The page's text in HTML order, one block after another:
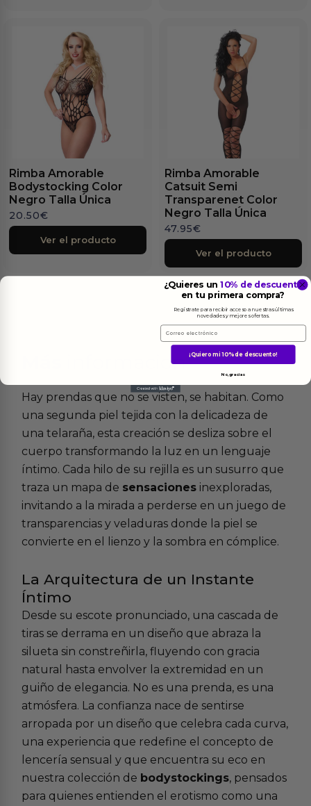
Rimba Amorable
Bodystocking Color
Negro Talla Única
20.50€
Ver el producto
Rimba Amorable
Catsuit Semi
Transparenet Color
Negro Talla Única
47.95€
Ver el producto
informacion
Hay prendas que no se visten, se habitan. Como
una segunda piel tejida con la delicadeza de
una telaraña, esta creación se desliza sobre el
cuerpo transformando la luz en un lenguaje
íntimo. Cada hilo de su rejilla es un susurro que
traza un mapa de sensaciones inexploradas,
invitando a la mirada a perderse en un juego de
transparencias y veladuras donde la piel se
convierte en el lienzo y la sombra en cómplice.
La Arquitectura de un Instante
Íntimo
Desde su escote pronunciado, una cascada de
tiras se derrama en un diseño que abraza la
silueta sin constreñirla, fluyendo con gracia
natural hasta envolver la extremidad en un
guiño de elegancia. No es una prenda, es una
atmósfera. La confianza nace de sentirse
arropada por un diseño que celebra cada curva,
una experiencia que redefine el concepto de
lencería sensual y que encuentra su eco en
nuestra colección de bodystockings, pensados
para quienes entienden el erotismo como una
¿Quieres un10% de descuento
en tu primera compra?
Regístrate para recibir acceso a nuestras últimas
novedades y mejores ofertas.
Email
¡Quiero mi 10% de descuento!
No, gracias